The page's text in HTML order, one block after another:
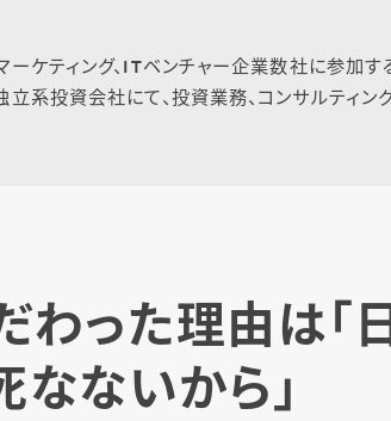
ケティング、ITベンチャー企業数社に参加す
系投資会社にて、投資業務、コンサルティン
わった理由は「
なないから」